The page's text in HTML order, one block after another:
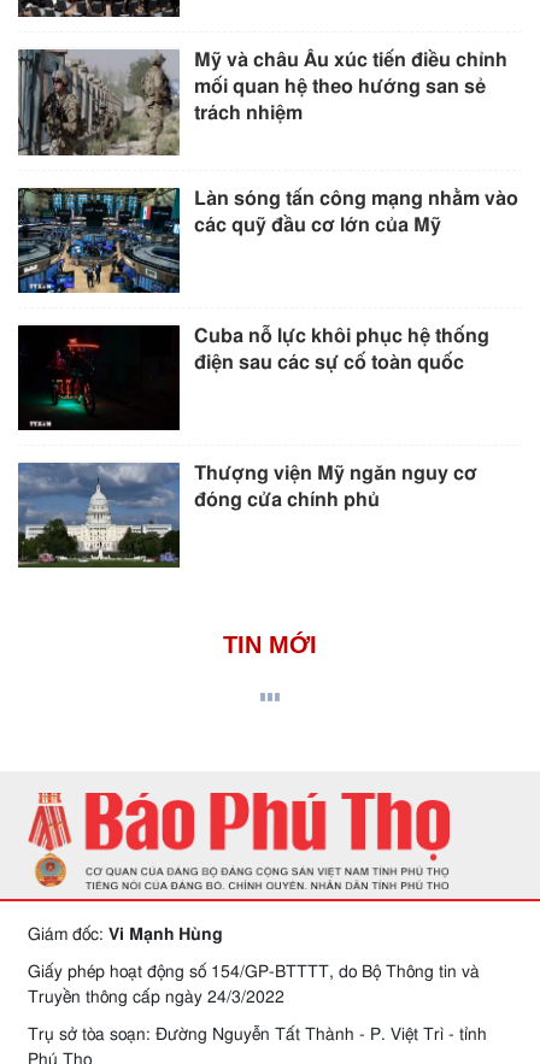
Mỹ và châu Âu xúc tiến điều chỉnh
mối quan hệ theo hướng san sẻ
trách nhiệm
Làn sóng tấn công mạng nhằm vào
các quỹ đầu cơ lớn của Mỹ
Cuba nỗ lực khôi phục hệ thống
điện sau các sự cố toàn quốc
Thượng viện Mỹ ngăn nguy cơ
đóng cửa chính phủ
TIN MỚI
Giám đốc: Vi Mạnh Hùng
Giấy phép hoạt động số 154/GP-BTTTT, do Bộ Thông tin và
Truyền thông cấp ngày 24/3/2022
Trụ sở tòa soạn: Đường Nguyễn Tất Thành - P. Việt Trì - tỉnh
Phú Thọ